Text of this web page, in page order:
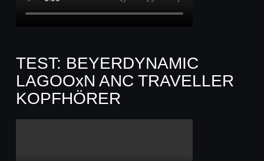
TEST: BEYERDYNAMIC
LAGOOxN ANC TRAVELLER
KOPFHÖRER